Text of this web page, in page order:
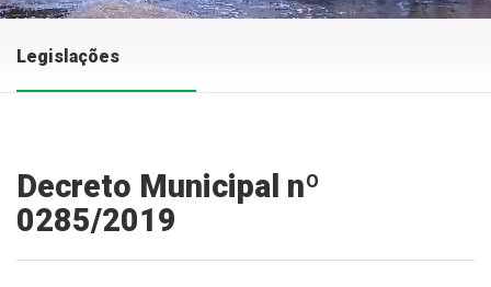
Legislações
Decreto Municipal nº
0285/2019